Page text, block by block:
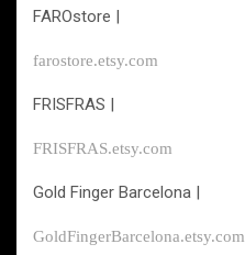
FAROstore |
farostore.etsy.com
FRISFRAS |
FRISFRAS.etsy.com
Gold Finger Barcelona |
GoldFingerBarcelona.etsy.com